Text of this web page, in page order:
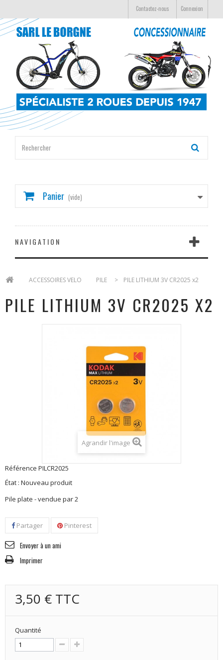
Connexion
Contactez-nous
Panier (vide)
NAVIGATION
ACCESSOIRES VELO PILE > PILE LITHIUM 3V CR2025 x2
PILE LITHIUM 3V CR2025 X2
Agrandir l'image
Référence PILCR2025
État : Nouveau produit
Pile plate - vendue par 2
Partager Pinterest
Envoyer à un ami
Imprimer
3,50 € TTC
Quantité